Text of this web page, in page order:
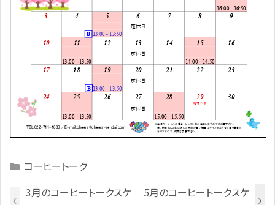
Categories
コーヒートーク
3月のコーヒートークスケ
5月のコーヒートークスケ